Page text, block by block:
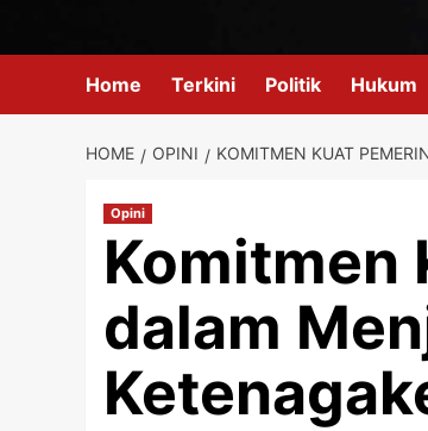
Home Terkini Politik Hukum
HOME OPINI KOMITMEN KUAT
Opini
Komitmen
dalam